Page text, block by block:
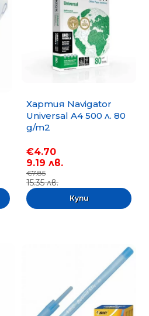
Хартия Navigator
Universal A4 500 л. 80
g/m2
€4.70
9.19 лв.
€7.85
15.35 лв.